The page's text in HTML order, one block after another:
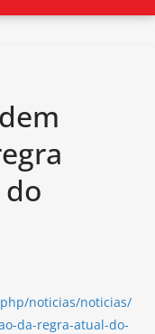
noticias/noticias/
da-regra-atual-do-